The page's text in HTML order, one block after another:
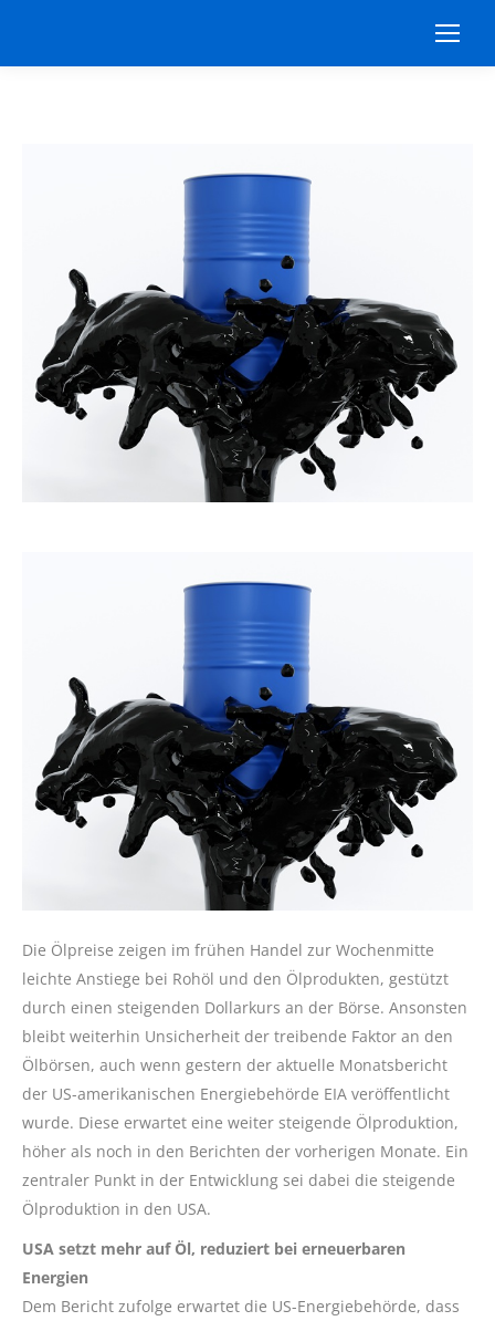
Die Ölpreise zeigen im frühen Handel zur Wochenmitte
leichte Anstiege bei Rohöl und den Ölprodukten, gestützt
durch einen steigenden Dollarkurs an der Börse. Ansonsten
bleibt weiterhin Unsicherheit der treibende Faktor an den
Ölbörsen, auch wenn gestern der aktuelle Monatsbericht
der US-amerikanischen Energiebehörde EIA veröffentlicht
wurde. Diese erwartet eine weiter steigende Ölproduktion,
höher als noch in den Berichten der vorherigen Monate. Ein
zentraler Punkt in der Entwicklung sei dabei die steigende
Ölproduktion in den USA.
USA setzt mehr auf Öl, reduziert bei erneuerbaren
Energien
Dem Bericht zufolge erwartet die US-Energiebehörde, dass